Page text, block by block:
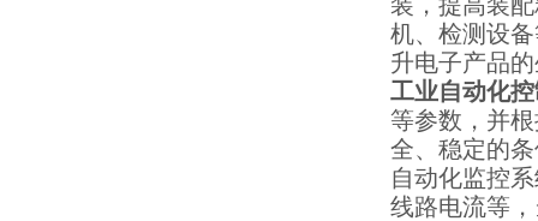
机、检测设
升电子产品
工业自动化
等参数，并
全、稳定的
自动化监控
线路电流等